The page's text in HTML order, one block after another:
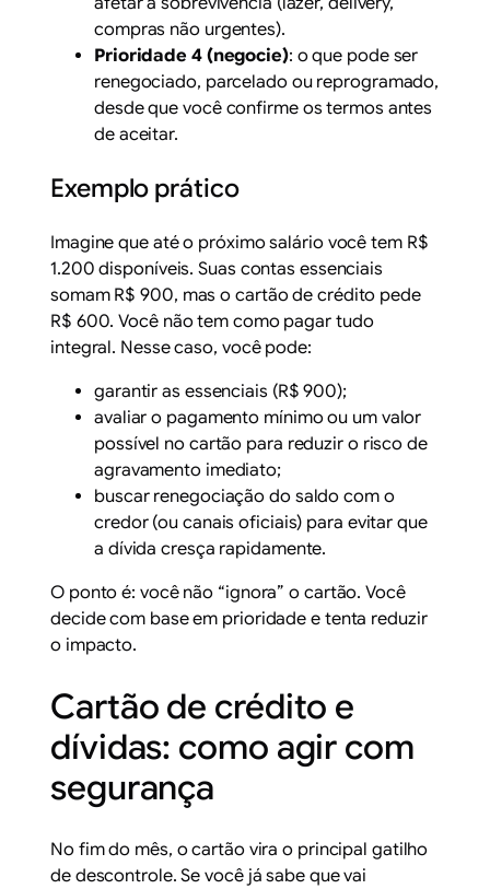
compras não urgentes).
Prioridade 4 (negocie): o que pode ser
renegociado, parcelado ou reprogramado,
desde que você confirme os termos antes
de aceitar.
Exemplo prático
Imagine que até o próximo salário você tem R$
1.200 disponíveis. Suas contas essenciais
somam R$ 900, mas o cartão de crédito pede
R$ 600. Você não tem como pagar tudo
integral. Nesse caso, você pode:
garantir as essenciais (R$ 900);
avaliar o pagamento mínimo ou um valor
possível no cartão para reduzir o risco de
agravamento imediato;
buscar renegociação do saldo com o
credor (ou canais oficiais) para evitar que
a dívida cresça rapidamente.
O ponto é: você não “ignora” o cartão. Você
decide com base em prioridade e tenta reduzir
o impacto.
Cartão de crédito e
dívidas: como agir com
segurança
No fim do mês, o cartão vira o principal gatilho
de descontrole. Se você já sabe que vai